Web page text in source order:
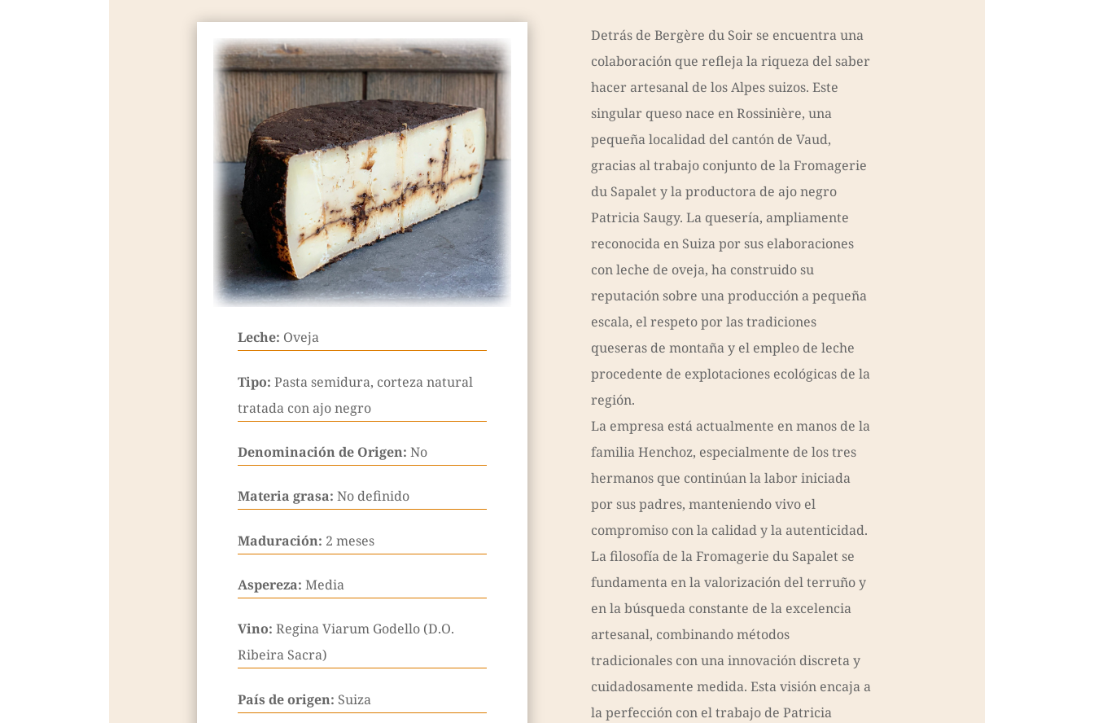
Leche: Oveja
Tipo: Pasta semidura, corteza natural
tratada con ajo negro
Denominación de Origen: No
Materia grasa: No definido
Maduración: 2 meses
Aspereza: Media
Vino: Regina Viarum Godello (D.O.
Ribeira Sacra)
País de origen: Suiza
Detrás de Bergère du Soir se encuentra una
colaboración que refleja la riqueza del saber
hacer artesanal de los Alpes suizos. Este
singular queso nace en Rossinière, una
pequeña localidad del cantón de Vaud,
gracias al trabajo conjunto de la Fromagerie
du Sapalet y la productora de ajo negro
Patricia Saugy. La quesería, ampliamente
reconocida en Suiza por sus elaboraciones
con leche de oveja, ha construido su
reputación sobre una producción a pequeña
escala, el respeto por las tradiciones
queseras de montaña y el empleo de leche
procedente de explotaciones ecológicas de la
región.
La empresa está actualmente en manos de la
familia Henchoz, especialmente de los tres
hermanos que continúan la labor iniciada
por sus padres, manteniendo vivo el
compromiso con la calidad y la autenticidad.
La filosofía de la Fromagerie du Sapalet se
fundamenta en la valorización del terruño y
en la búsqueda constante de la excelencia
artesanal, combinando métodos
tradicionales con una innovación discreta y
cuidadosamente medida. Esta visión encaja a
la perfección con el trabajo de Patricia